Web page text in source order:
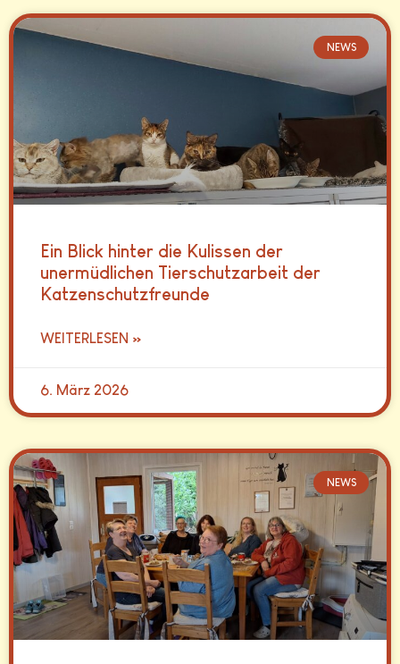
NEWS
Ein Blick hinter die Kulissen der
unermüdlichen Tierschutzarbeit der
Katzenschutzfreunde
WEITERLESEN »
6. März 2026
NEWS